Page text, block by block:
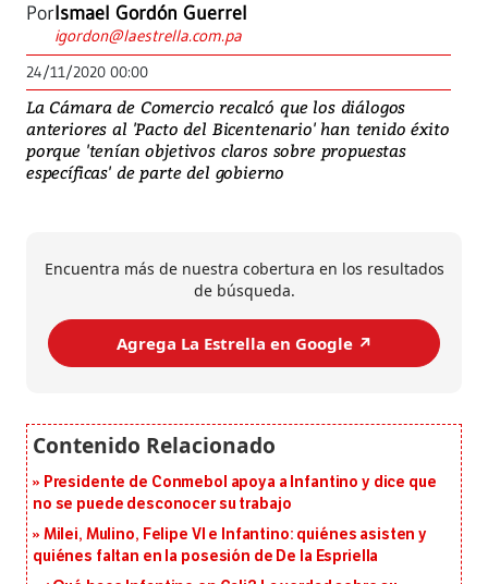
PorIsmael Gordón Guerrel
igordon@laestrella.com.pa
24/11/2020 00:00
La Cámara de Comercio recalcó que los diálogos
anteriores al 'Pacto del Bicentenario' han tenido éxito
porque 'tenían objetivos claros sobre propuestas
específicas' de parte del gobierno
Encuentra más de nuestra cobertura en los resultados
de búsqueda.
Agrega La Estrella en Google ↗️
Presidente de Conmebol apoya a Infantino y dice que
no se puede desconocer su trabajo
Milei, Mulino, Felipe VI e Infantino: quiénes asisten y
quiénes faltan en la posesión de De la Espriella